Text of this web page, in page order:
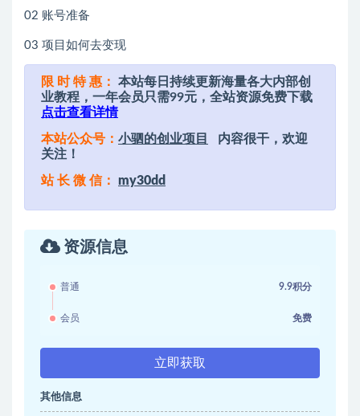
02 账号准备
03 项目如何去变现
限 时 特 惠：
本站每日持续更新海量各大内部创
业教程，一年会员只需99元，全站资源免费下载
点击查看详情
本站公众号： 小驷的创业项目
内容很干，欢迎
关注！
站 长 微 信： my30dd
资源信息
普通 9.9积分
会员 免费
立即获取
其他信息